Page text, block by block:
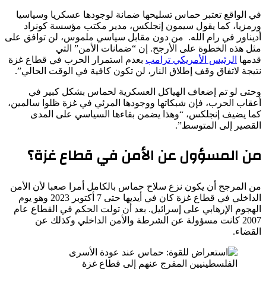
في الواقع تعتبر حماس تسليحها ضمانة لوجودها عسكريا وسياسيا
ورمزيا، كما يقول سيمون إنجلكس، مدير مكتب مؤسسة كونراد
أديناور في رام الله. من دون مقابل سياسي ملموس، لن توافق على
مثل هذه الخطوة على الأرجح. إن “ضمانات الأمن” التي
قدمها الرئيس الأمريكي ترامب بعدم استمرار الحرب في قطاع غزة
نتيجة لاتفاق وقف إطلاق النار، لن تكون كافية في الوقت الحالي”.
وحتى لو تم إضعاف الهياكل العسكرية لحماس بشكل كبير في
أعقاب الحرب، فإن شبكاتها ووجودها المرئي في غزة ظلوا سالمين،
كما يضيف إنجلكس، “وهذا يضمن بقاءها السياسي على المدى
القصير إلى المتوسط”.
من المسؤول عن الأمن في قطاع غزة؟
من المرجح أن يكون نزع سلاح حماس بالكامل أمرا صعبا لأن الأمن
الداخلي في قطاع غزة كان في أيديها حتى 7 أكتوبر 2023 وهو يوم
الهجوم الإرهابي على إسرائيل. بعد أن تولت الحكم في القطاع عام
2007 كانت مسؤولة عن الشرطة والأمن الداخلي وكذلك عن
القضاء.